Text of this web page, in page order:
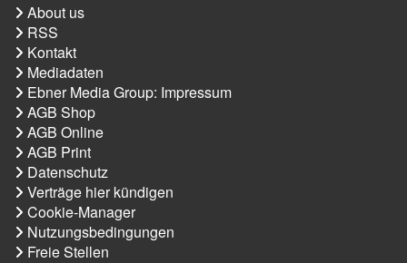
About us
RSS
Kontakt
Mediadaten
Ebner Media Group: Impressum
AGB Shop
AGB Online
AGB Print
Datenschutz
Verträge hier kündigen
Cookie-Manager
Nutzungsbedingungen
Freie Stellen